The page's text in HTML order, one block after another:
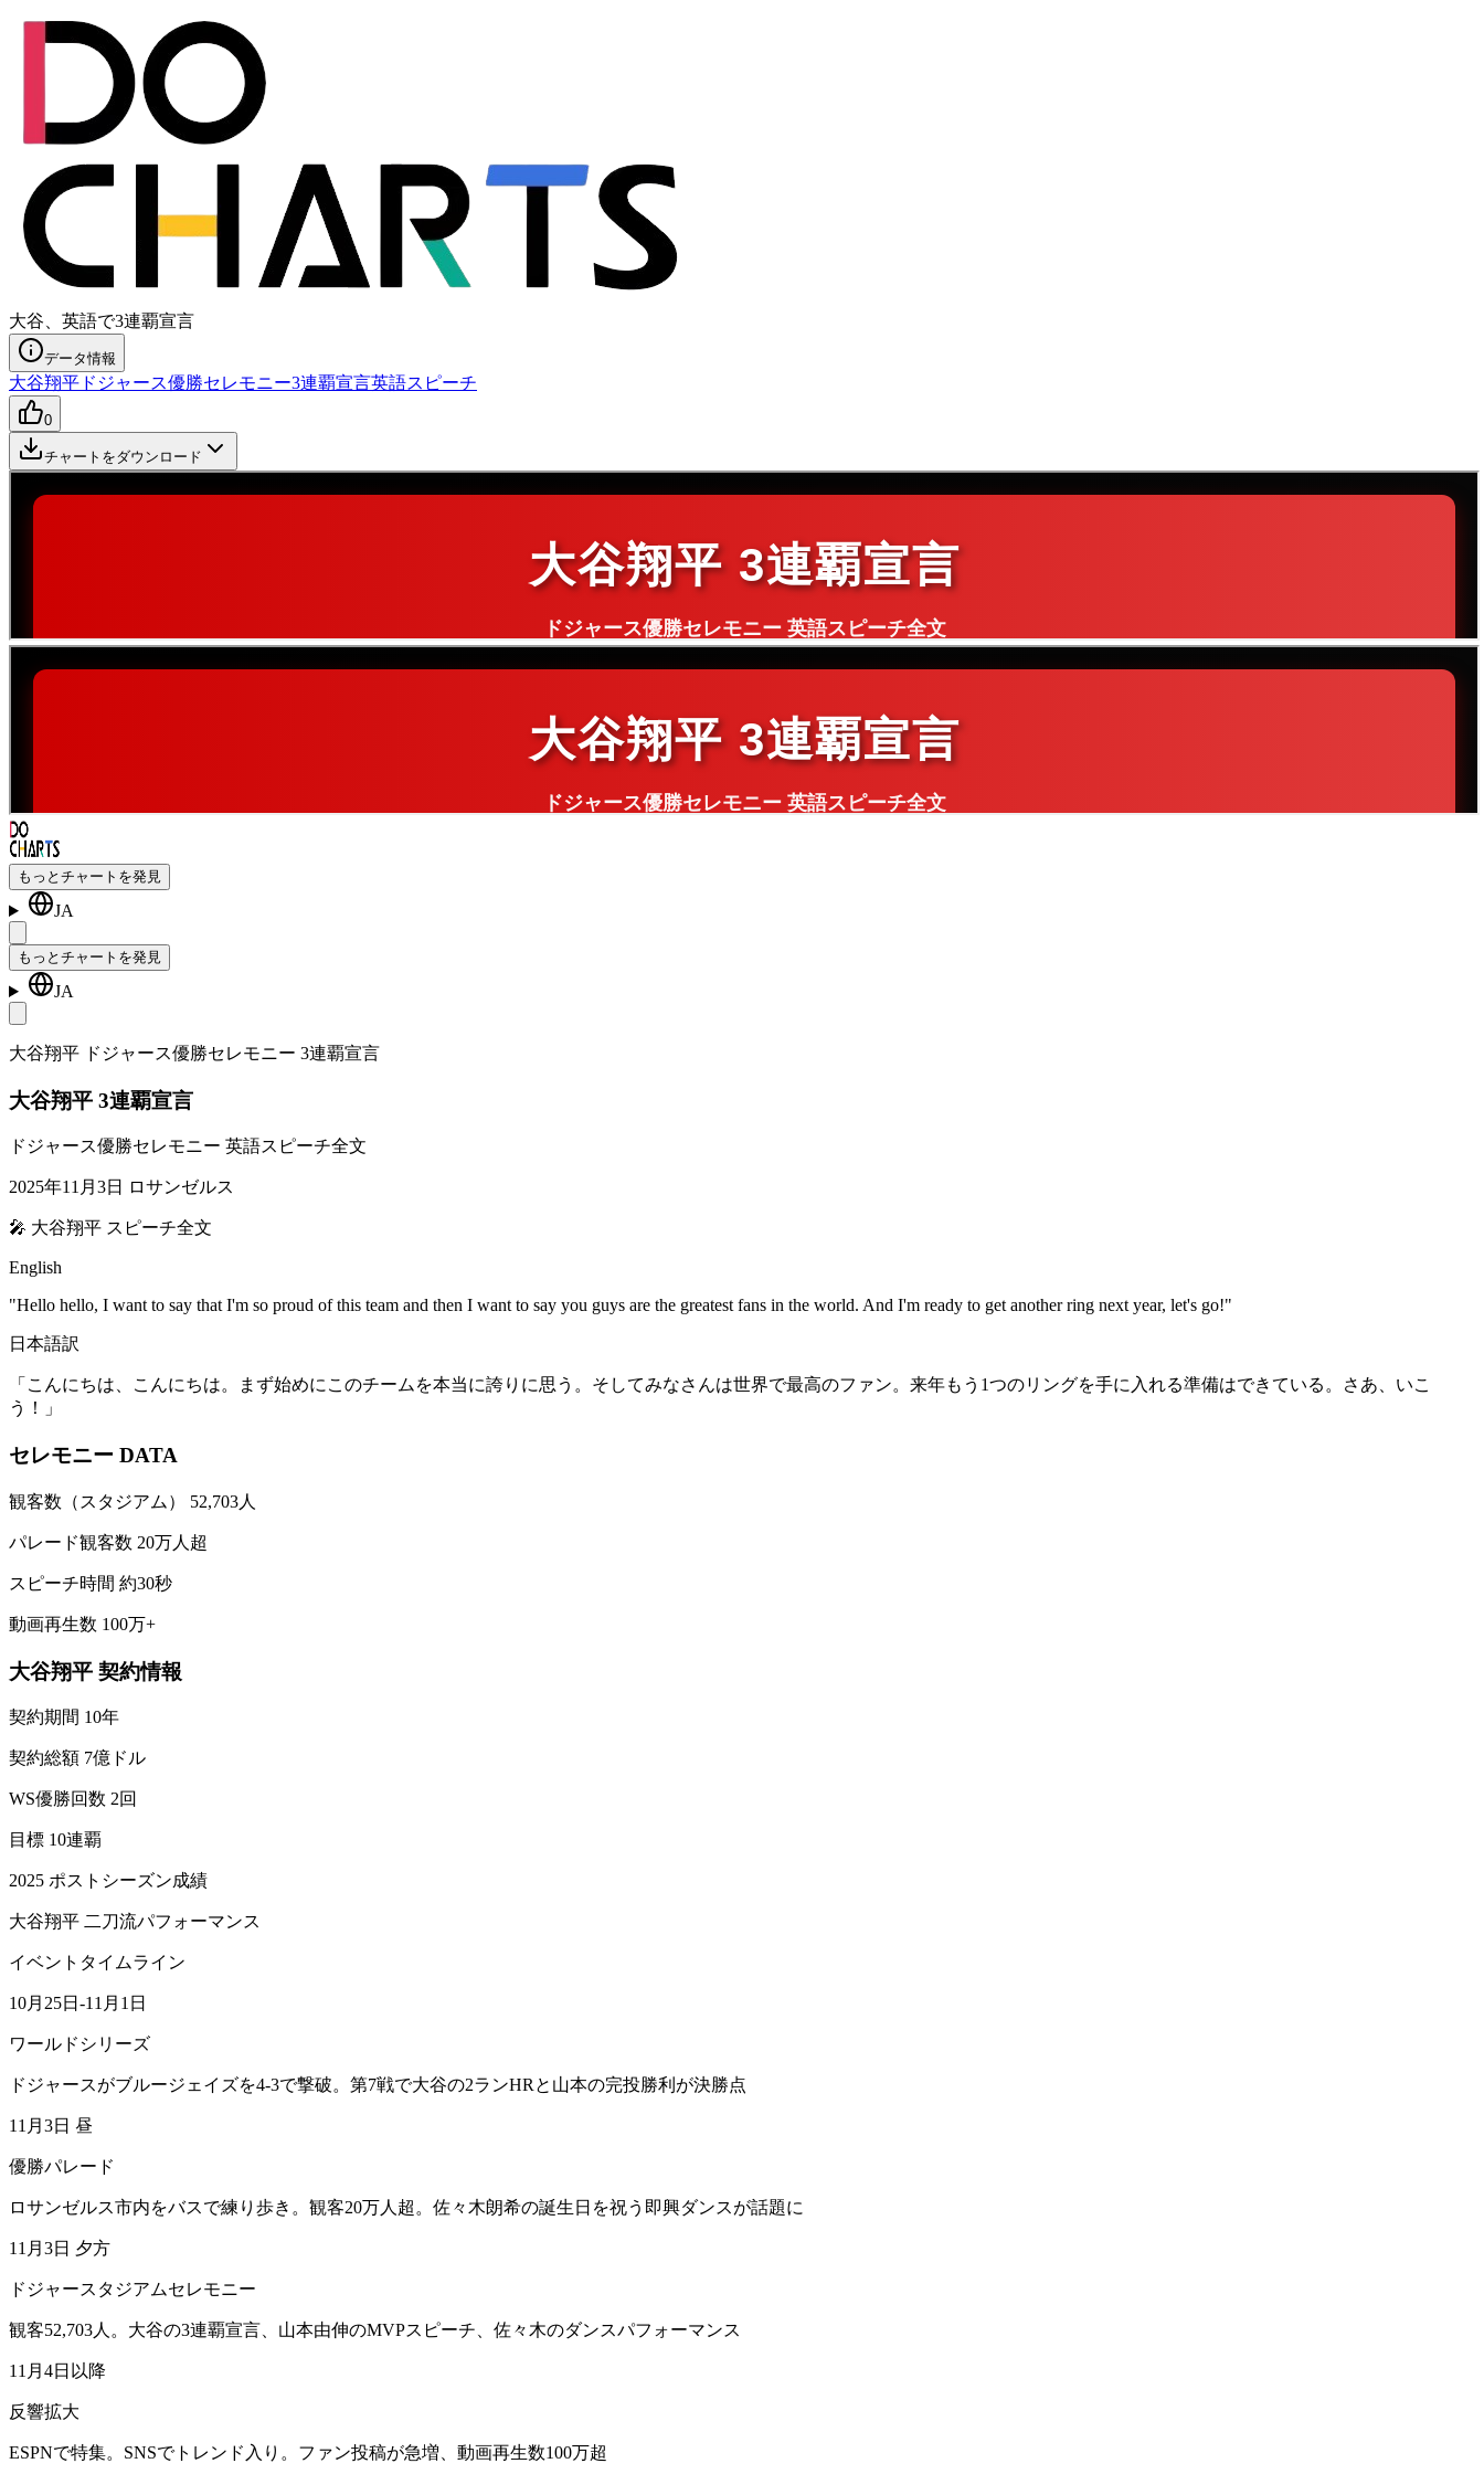
大谷、英語で3連覇宣言
データ情報
大谷翔平 ドジャース優勝セレモニー3連覇宣言英語スピーチ
0
チャートをダウンロード
もっとチャートを発見
JA
もっとチャートを発見
JA
大谷翔平 ドジャース優勝セレモニー 3連覇宣言
大谷翔平 3連覇宣言
ドジャース優勝セレモニー 英語スピーチ全文
2025年11月3日 ロサンゼルス
🎤 大谷翔平 スピーチ全文
English
"Hello hello, I want to say that I'm so proud of this team and then I want to say you guys are the greatest fans in the world. And I'm ready to get another ring next year, let's go!"
日本語訳
「こんにちは、こんにちは。まず始めにこのチームを本当に誇りに思う。そしてみなさんは世界で最高のファン。来年もう1つのリングを手に入れる準備はできている。さあ、いこ
う！」
セレモニー DATA
観客数（スタジアム） 52,703人
パレード観客数 20万人超
スピーチ時間 約30秒
動画再生数 100万+
大谷翔平 契約情報
契約期間 10年
契約総額 7億ドル
WS優勝回数 2回
目標 10連覇
2025 ポストシーズン成績
大谷翔平 二刀流パフォーマンス
イベントタイムライン
10月25日-11月1日
ワールドシリーズ
ドジャースがブルージェイズを4-3で撃破。第7戦で大谷の2ランHRと山本の完投勝利が決勝点
11月3日 昼
優勝パレード
ロサンゼルス市内をバスで練り歩き。観客20万人超。佐々木朗希の誕生日を祝う即興ダンスが話題に
11月3日 夕方
ドジャースタジアムセレモニー
観客52,703人。大谷の3連覇宣言、山本由伸のMVPスピーチ、佐々木のダンスパフォーマンス
11月4日以降
反響拡大
ESPNで特集。SNSでトレンド入り。ファン投稿が急増、動画再生数100万超